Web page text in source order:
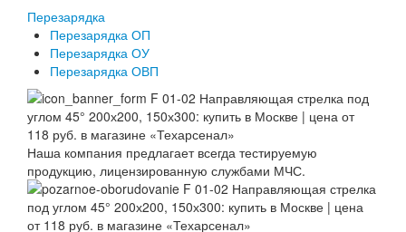
Перезарядка
Перезарядка ОП
Перезарядка ОУ
Перезарядка ОВП
Наша компания предлагает всегда тестируемую
продукцию, лицензированную службами МЧС.